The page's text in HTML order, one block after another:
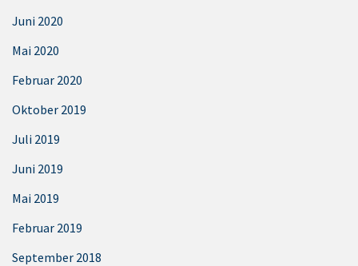
Juni 2020
Mai 2020
Februar 2020
Oktober 2019
Juli 2019
Juni 2019
Mai 2019
Februar 2019
September 2018